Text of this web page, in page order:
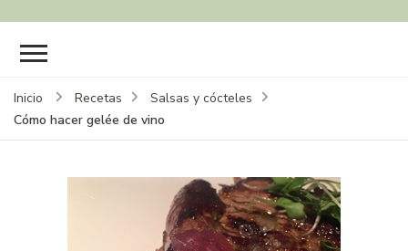
Inicio Recetas
Salsas y cócteles
Cómo hacer gelée de vino